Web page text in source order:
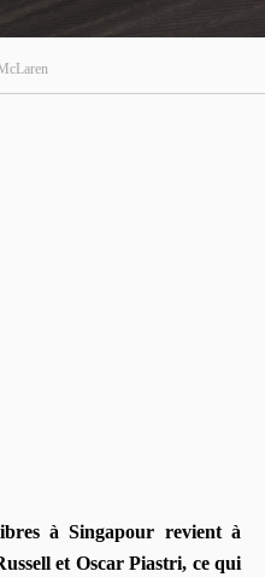
à Singapour revient à
et Oscar Piastri, ce qui